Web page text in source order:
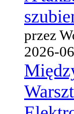
przez
2026-